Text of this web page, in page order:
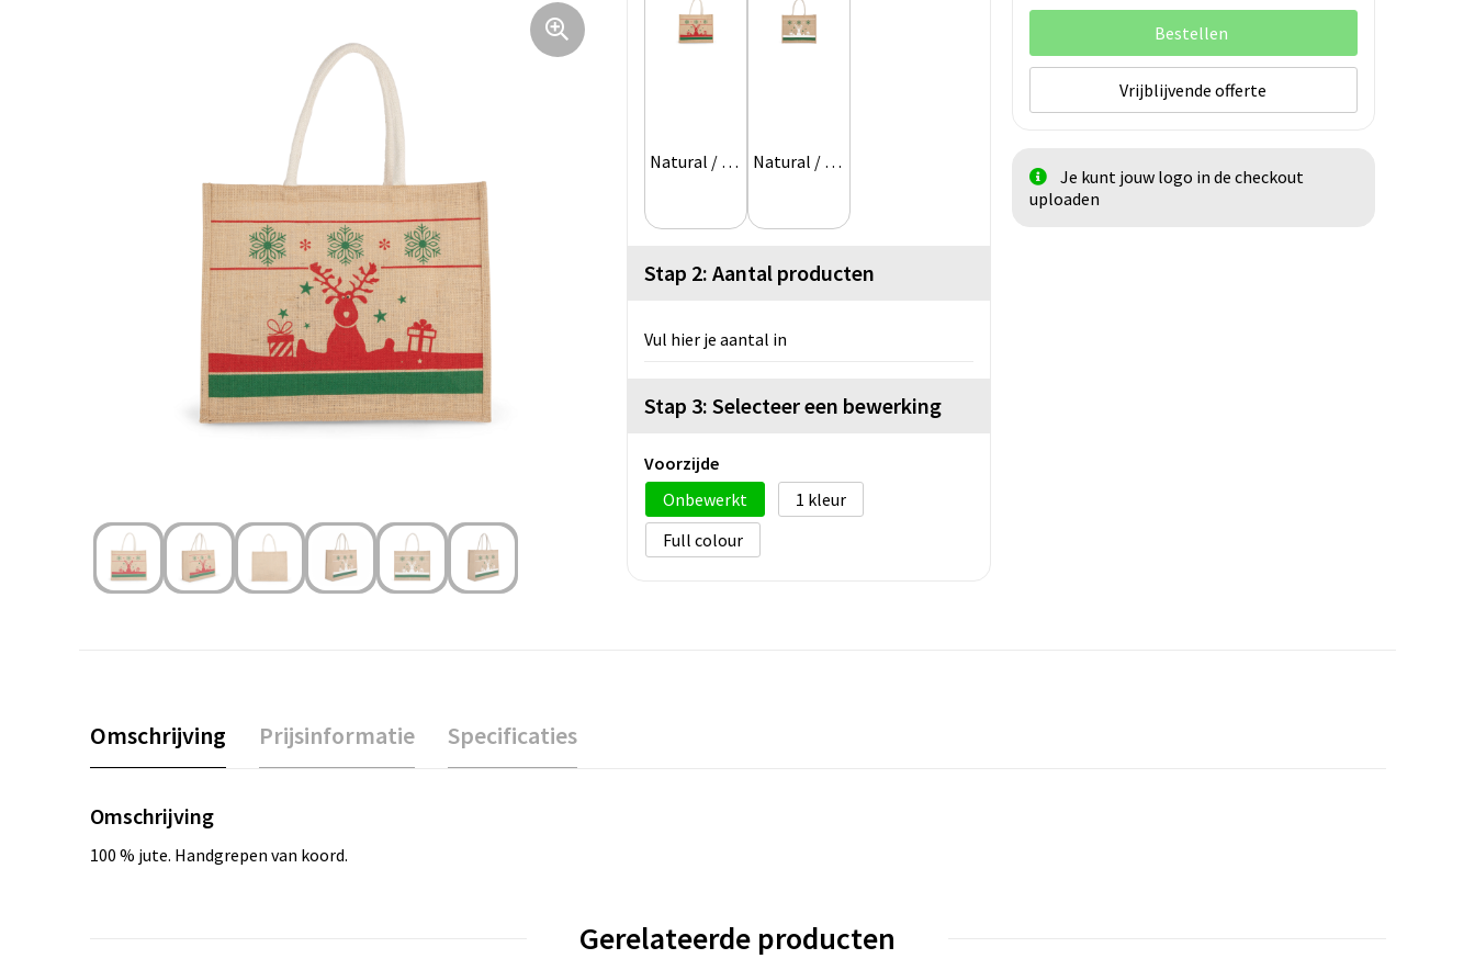
Natural / Cherry Red Natural / White
Stap 2: Aantal producten
Vul hier je aantal in
Stap 3: Selecteer een bewerking
Voorzijde
Onbewerkt
1
Full colour
Bestellen
Vrijblijvende offerte
Je kunt jouw logo in de checkout
uploaden
Omschrijving Prijsinformatie Specificaties
Omschrijving
100 % jute. Handgrepen van koord.
Gerelateerde producten